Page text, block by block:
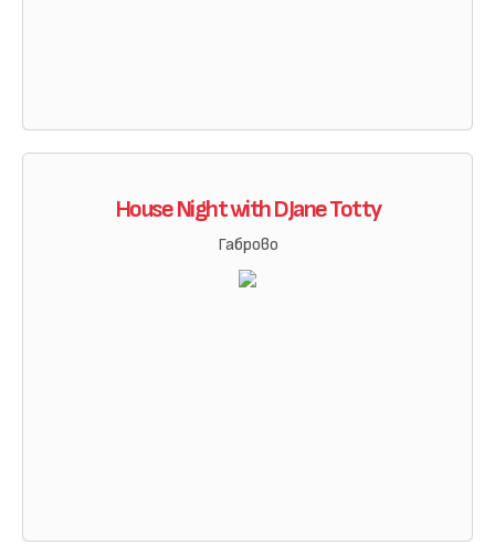
House Night with DJane Totty
Габрово